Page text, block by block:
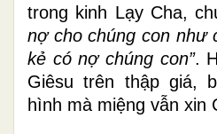
trong kinh Lạy Cha,
nợ cho chúng con như
kẻ có nợ chúng con”.
Giêsu trên thập giá,
hình mà miệng vẫn xin